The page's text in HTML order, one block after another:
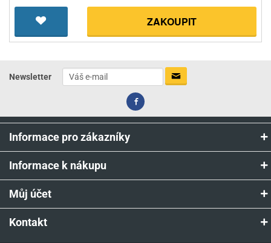
ZAKOUPIT
Newsletter
Informace pro zákazníky
Informace k nákupu
Můj účet
Kontakt